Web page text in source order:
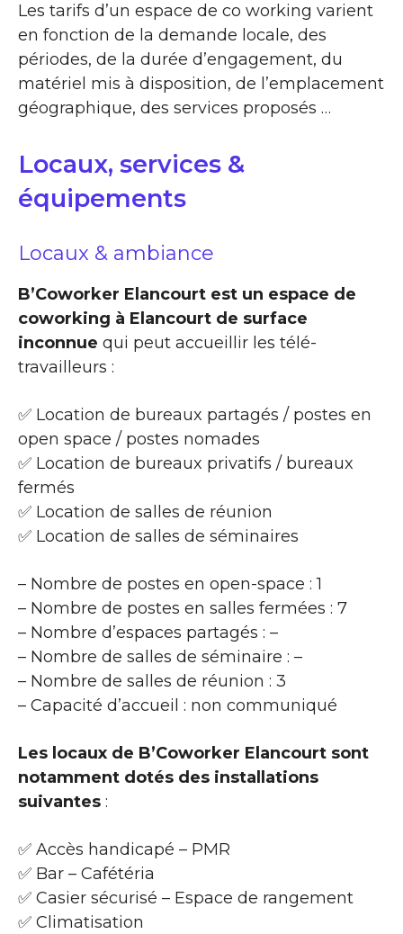
Les tarifs d’un espace de co working varient
en fonction de la demande locale, des
périodes, de la durée d’engagement, du
matériel mis à disposition, de l’emplacement
géographique, des services proposés …
Locaux, services &
équipements
Locaux & ambiance
B’Coworker Elancourt est un espace de
coworking à Elancourt de surface
inconnue qui peut accueillir les télé-
travailleurs :
✅ Location de bureaux partagés / postes en
open space / postes nomades
✅ Location de bureaux privatifs / bureaux
fermés
✅ Location de salles de réunion
✅ Location de salles de séminaires
– Nombre de postes en open-space : 1
– Nombre de postes en salles fermées : 7
– Nombre d’espaces partagés : –
– Nombre de salles de séminaire : –
– Nombre de salles de réunion : 3
– Capacité d’accueil : non communiqué
Les locaux de B’Coworker Elancourt sont
notamment dotés des installations
suivantes :
✅ Accès handicapé – PMR
✅ Bar – Cafétéria
✅ Casier sécurisé – Espace de rangement
✅ Climatisation